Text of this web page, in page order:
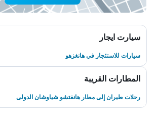
سيارت ايجار
سيارات للاستئجار في هانغزهو
المطارات القريبة
رحلات طيران إلى مطار هانغتشو شياوشان الدولى